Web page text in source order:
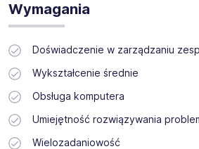
Wymagania
Doświadczenie w zarządzaniu
Wykształcenie średnie
Obsługa komputera
Umiejętność rozwiązywania
Wielozadaniowość